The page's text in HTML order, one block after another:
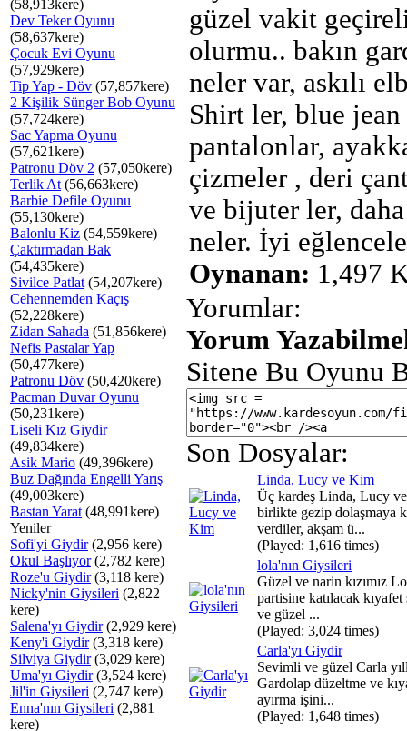
(58,913kere)
Dev Teker Oyunu
(58,637kere)
Çocuk Evi Oyunu
(57,929kere)
Tip Yap - Döv (57,857kere)
2 Kişilik Sünger Bob Oyunu
(57,724kere)
Sac Yapma Oyunu
(57,621kere)
Patronu Döv 2 (57,050kere)
Terlik At (56,663kere)
Barbie Defile Oyunu
(55,130kere)
Balonlu Kiz (54,559kere)
Çaktırmadan Bak
(54,435kere)
Sivilce Patlat (54,207kere)
Cehennemden Kaçış
(52,228kere)
Zidan Sahada (51,856kere)
Nefis Pastalar Yap
(50,477kere)
Patronu Döv (50,420kere)
Pacman Duvar Oyunu
(50,231kere)
Liseli Kız Giydir
(49,834kere)
Asik Mario (49,396kere)
Buz Dağında Engelli Yarış
(49,003kere)
Bastan Yarat (48,991kere)
Yeniler
Sofi'yi Giydir(2,956 kere)
Okul Başlıyor(2,782 kere)
Roze'u Giydir(3,118 kere)
Nicky'nin Giysileri (2,822
kere)
Salena'yı Giydir(2,929 kere)
Keny'i Giydir(3,318 kere)
Silviya Giydir(3,029 kere)
Uma'yı Giydir(3,524 kere)
Jil'in Giysileri (2,747 kere)
Enna'nın Giysileri (2,881
kere)
güzel vakit
olurmu.. bakın
neler var, askılı
Shirt ler, blue
pantalonlar,
çizmeler , deri
ve bijuter ler,
neler. İyi
Oynanan: 1,497
Yorumlar:
Yorum
Sitene Bu Oyunu
Son Dosyalar:
Linda, Lucy ve Kim
Üç kardeş Linda, Lucy
birlikte gezip dolaşmaya
verdiler, akşam ü...
(Played: 1,616 times)
lola'nın Giysileri
Güzel ve narin kızımız
partisine katılacak kıyafet
ve güzel ...
(Played: 3,024 times)
Carla'yı Giydir
Sevimli ve güzel Carla
Gardolap düzeltme ve
ayırma işini...
(Played: 1,648 times)